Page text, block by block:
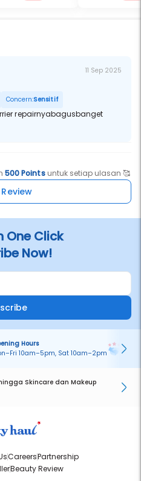
11 Sep 2025
Concern:Sensitif
repairnyabagusbanget
500 Pointsuntuk setiap ulasan 🥰
One Click
Now!
Hours
10am–5pm, Sat 10am–2pm
Skincare dan Makeup
CareersPartnership
Beauty Review